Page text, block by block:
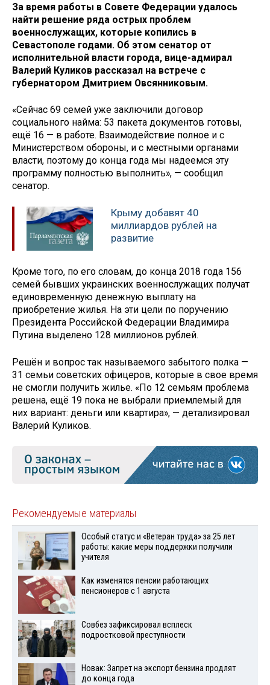
За время работы в Совете Федерации удалось
найти решение ряда острых проблем
военнослужащих, которые копились в
Севастополе годами. Об этом сенатор от
исполнительной власти города, вице-адмирал
Валерий Куликов рассказал на встрече с
губернатором Дмитрием Овсянниковым.
«Сейчас 69 семей уже заключили договор
социального найма: 53 пакета документов готовы,
ещё 16 — в работе. Взаимодействие полное и с
Министерством обороны, и с местными органами
власти, поэтому до конца года мы надеемся эту
программу полностью выполнить», — сообщил
сенатор.
Крыму добавят 40
миллиардов рублей на
развитие
Кроме того, по его словам, до конца 2018 года 156
семей бывших украинских военнослужащих получат
единовременную денежную выплату на
приобретение жилья. На эти цели по поручению
Президента Российской Федерации Владимира
Путина выделено 128 миллионов рублей.
Решён и вопрос так называемого забытого полка —
31 семьи советских офицеров, которые в свое время
не смогли получить жилье. «По 12 семьям проблема
решена, ещё 19 пока не выбрали приемлемый для
них вариант: деньги или квартира», — детализировал
Валерий Куликов.
Рекомендуемые материалы
Особый статус и «Ветеран труда» за 25 лет
работы: какие меры поддержки получили
учителя
Как изменятся пенсии работающих
пенсионеров с 1 августа
Совбез зафиксировал всплеск
подростковой преступности
Новак: Запрет на экспорт бензина продлят
до конца года